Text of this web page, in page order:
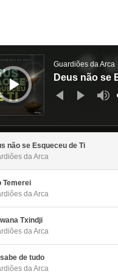
Guardiões da Arca
Deus não se
não se Esqueceu de Ti
da Arca
Temerei
da Arca
Txindji
da Arca
de tudo
da Arca